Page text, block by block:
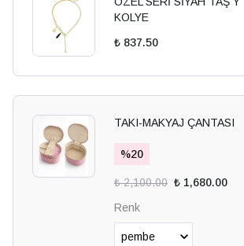
KOLYE
₺ 837.50
TAKI-MAKYAJ ÇANTASI
%20
₺ 2,100.00 ₺ 1,680.00
Renk